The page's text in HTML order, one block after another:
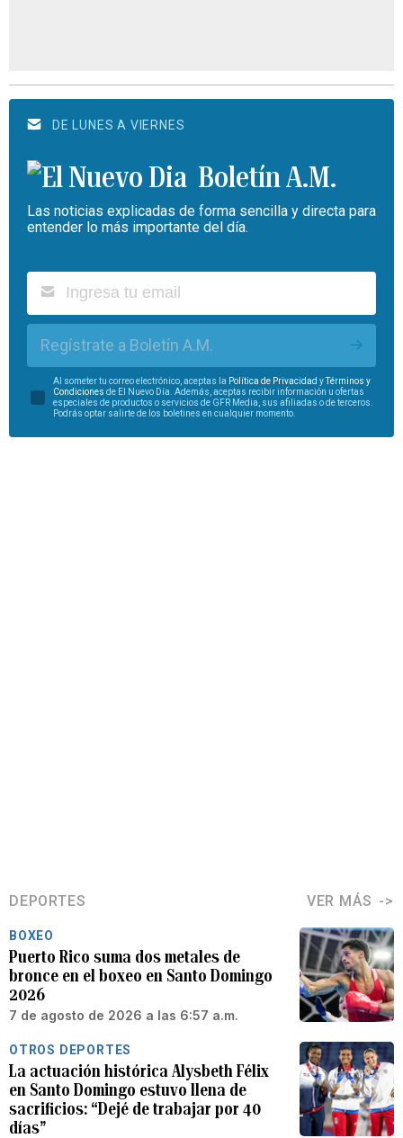
DE LUNES A VIERNES
Boletín A.M.
Las noticias explicadas de forma sencilla y directa para
entender lo más importante del día.
Regístrate a Boletín A.M.
Al someter tu correo electrónico, aceptas la Política de Privacidad yTérminos y
Condiciones de El Nuevo Día. Además, aceptas recibir información u ofertas
especiales de productos o servicios de GFR Media, sus afiliadas o de terceros.
Podrás optar salirte de los boletines en cualquier momento.
DEPORTES VER MÁS
BOXEO
Puerto Rico suma dos metales de
bronce en el boxeo en Santo Domingo
2026
7 de agosto de 2026 a las 6:57 a.m.
OTROS DEPORTES
La actuación histórica Alysbeth Félix
en Santo Domingo estuvo llena de
sacrificios: “Dejé de trabajar por 40
días”